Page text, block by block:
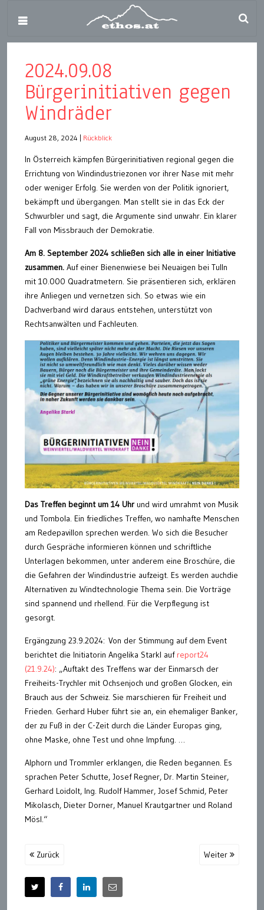
2024.09.08
Bürgerinitiativen gegen
Windräder
August 28, 2024 Rückblick
In Österreich kämpfen Bürgerinitiativen regional gegen die
Errichtung von Windindustriezonen vor ihrer Nase mit mehr
oder weniger Erfolg. Sie werden von der Politik ignoriert,
bekämpft und übergangen. Man stellt sie in das Eck der
Schwurbler und sagt, die Argumente sind unwahr. Ein klarer
Fall von Missbrauch der Demokratie.
Am 8. September 2024 schließen sich alle in einer Initiative
zusammen. Auf einer Bienenwiese bei Neuaigen bei Tulln
mit 10.000 Quadratmetern. Sie präsentieren sich, erklären
ihre Anliegen und vernetzen sich. So etwas wie ein
Dachverband wird daraus entstehen, unterstützt von
Rechtsanwälten und Fachleuten.
Das Treffen beginnt um 14 Uhr und wird umrahmt von Musik
und Tombola. Ein friedliches Treffen, wo namhafte Menschen
am Redepavillon sprechen werden. Wo sich die Besucher
durch Gespräche informieren können und schriftliche
Unterlagen bekommen, unter anderem eine Broschüre, die
die Gefahren der Windindustrie aufzeigt. Es werden auchdie
Alternativen zu Windtechnologie Thema sein. Die Vorträge
sind spannend und rhellend. Für die Verpflegung ist
gesorgt.
Ergängzung 23.9.2024: Von der Stimmung auf dem Event
berichtet die Initiatorin Angelika Starkl auf report24
(21.9.24): „Auftakt des Treffens war der Einmarsch der
Freiheits-Trychler mit Ochsenjoch und großen Glocken, ein
Brauch aus der Schweiz. Sie marschieren für Freiheit und
Frieden. Gerhard Huber führt sie an, ein ehemaliger Banker,
der zu Fuß in der C-Zeit durch die Länder Europas ging,
ohne Maske, ohne Test und ohne Impfung. …
Alphorn und Trommler erklangen, die Reden begannen. Es
sprachen Peter Schutte, Josef Regner, Dr. Martin Steiner,
Gerhard Loidolt, Ing. Rudolf Hammer, Josef Schmid, Peter
Mikolasch, Dieter Dorner, Manuel Krautgartner und Roland
Mösl.“
Zurück Weiter